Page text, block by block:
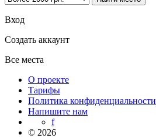
Вход
Создать аккаунт
Все места
О проекте
Тарифы
Политика конфиденциальности
Напишите нам
f
© 2026